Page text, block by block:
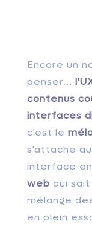
Encore un
penser...
contenus
interfaces
c'est le
s'attache
interface
web qui
mélange
en plein